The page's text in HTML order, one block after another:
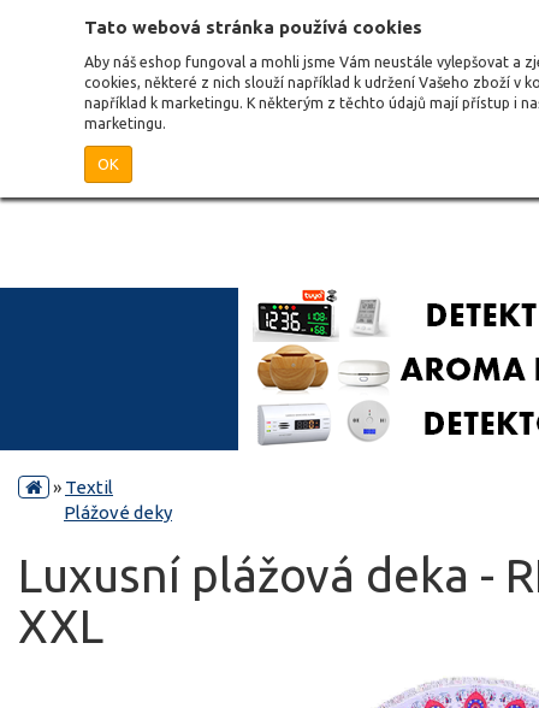
Tato webová stránka používá cookies
Aby náš eshop fungoval a mohli jsme Vám neustále vylepšovat a
cookies, některé z nich slouží například k udržení Vašeho zboží v
například k marketingu. K některým z těchto údajů mají přístup i
marketingu.
OK
» Textil
Plážové deky
Luxusní plážová deka -
XXL